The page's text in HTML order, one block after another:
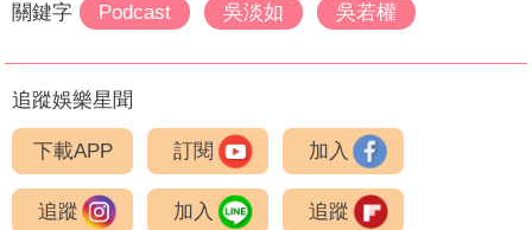
關鍵字 Podcast 吳淡如 吳若權
追蹤娛樂星聞
下載APP 訂閱 加入
追蹤 加入 追蹤